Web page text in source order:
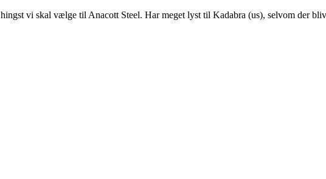
vi skal vælge til Anacott Steel. Har meget lyst til Kadabra (us), selvom der